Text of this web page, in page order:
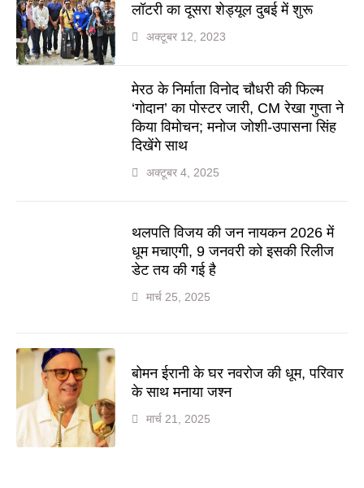
लॉटरी का दूसरा शेड्यूल दुबई में शुरू
अक्टूबर 12, 2023
मेरठ के निर्माता विनोद चौधरी की फिल्म
‘गोदान’ का पोस्टर जारी, CM रेखा गुप्ता ने
किया विमोचन; मनोज जोशी-उपासना सिंह
दिखेंगे साथ
अक्टूबर 4, 2025
थलपति विजय की जन नायकन 2026 में
धूम मचाएगी, 9 जनवरी को इसकी रिलीज
डेट तय की गई है
मार्च 25, 2025
बोमन ईरानी के घर नवरोज की धूम, परिवार
के साथ मनाया जश्न
मार्च 21, 2025